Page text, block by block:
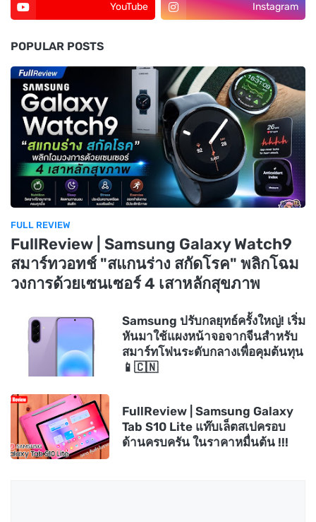
YouTube Instagram
POPULAR POSTS
FULL REVIEW
FullReview | Samsung Galaxy Watch9
สมาร์ทวอทช์ "สแกนร่าง สกัดโรค" พลิกโฉม
วงการด้วยเซนเซอร์ 4 เสาหลักสุขภาพ
Samsung ปรับกลยุทธ์ครั้งใหญ่! เริ่ม
หันมาใช้แผงหน้าจอจากจีนสำหรับ
สมาร์ทโฟนระดับกลางเพื่อคุมต้นทุน
📱🇨🇳
FullReview | Samsung Galaxy
Tab S10 Lite แท๊บเล็ตสเปครอบ
ด้านครบครัน ในราคาหมื่นต้น !!!